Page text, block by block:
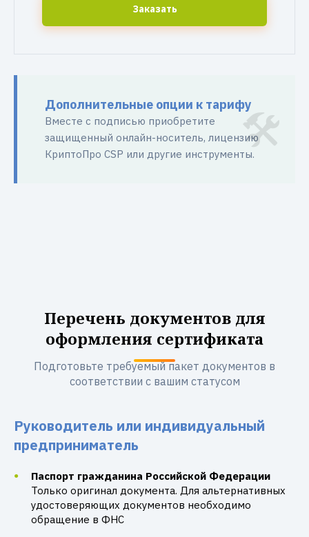
Заказать
Дополнительные опции к тарифу
Вместе с подписью приобретите
защищенный онлайн-носитель, лицензию
КриптоПро CSP или другие инструменты.
Перечень документов для
оформления сертификата
Подготовьте требуемый пакет документов в
соответствии с вашим статусом
Руководитель или индивидуальный
предприниматель
Паспорт гражданина Российской Федерации
Только оригинал документа. Для альтернативных
удостоверяющих документов необходимо
обращение в ФНС